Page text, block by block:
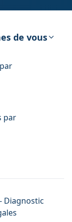
de vous
par
- Diagnostic